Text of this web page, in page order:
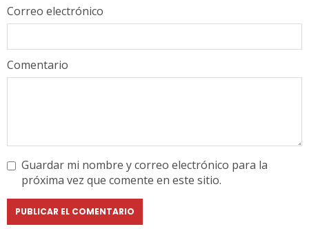
Comentario
Correo electrónico
Guardar mi nombre y correo electrónico para la
próxima vez que comente en este sitio.